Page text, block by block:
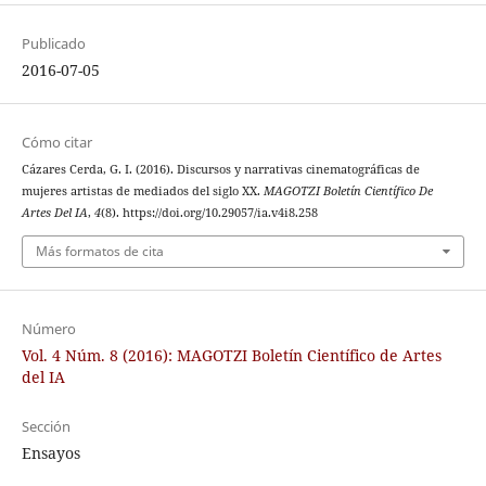
Publicado
2016-07-05
Cómo citar
Cázares Cerda, G. I. (2016). Discursos y narrativas cinematográficas de
mujeres artistas de mediados del siglo XX. MAGOTZI Boletín Científico De
Artes Del IA, 4(8). https://doi.org/10.29057/ia.v4i8.258
Más formatos de cita
Número
Vol. 4 Núm. 8 (2016): MAGOTZI Boletín Científico de Artes
del IA
Sección
Ensayos